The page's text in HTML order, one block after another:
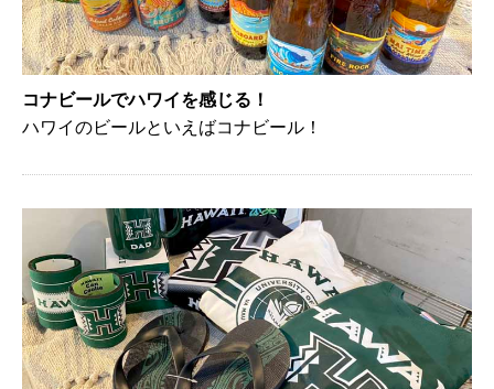
コナビールでハワイを感じる！
ハワイのビールといえばコナビール！